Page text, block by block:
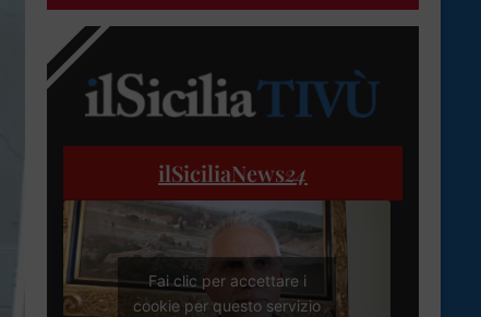
ilSiciliaNews24
Fai clic per accettare i
cookie per questo servizio